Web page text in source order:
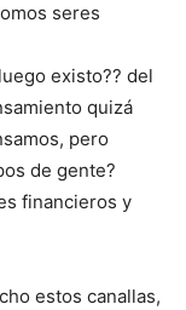
seres
existo?? del
quizá
pero
de gente?
financieros y
estos canallas,